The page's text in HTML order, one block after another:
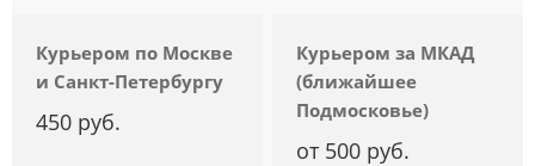
Курьером по Москве
и Санкт-Петербургу
450 руб.
Курьером за МКАД
(ближайшее
Подмосковье)
от 500 руб.